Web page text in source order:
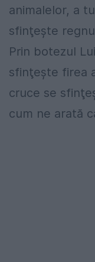
animalelor, a
sfinţeşte
Prin botezul
sfinţeşte firea
cruce se
cum ne arată